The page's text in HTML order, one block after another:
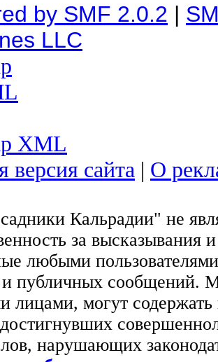
by SMF 2.0.2 |
LLC
XML
версия сайта | О
Кальрадии" не
за
любыми
публичных сообщений.
лицами, могут
нарушающих